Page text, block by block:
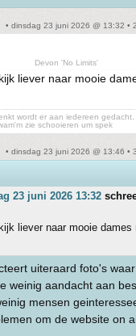
• dinsdag 23 juni 2026 @ 13:32 • 2
Devon 'No Limits'
liever naar mooie
wordt er aan iedereen gedacht.
zie schooieren um spek
• dinsdag 23 juni 2026 @ 13:46 • 3
23 juni 2026 13:32
liever naar mooie dames
uiteraard foto's
weinig aandacht aan
mensen
om de website on